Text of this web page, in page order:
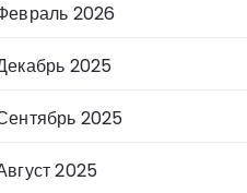
2026
2025
2025
2025